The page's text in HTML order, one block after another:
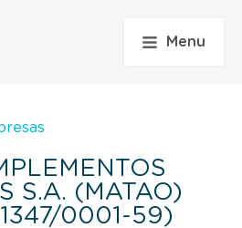
Menu
S.A. (MATAO)
0001-59)